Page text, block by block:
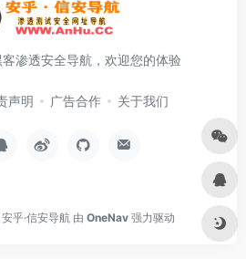
渗透安全导航，欢迎您的体验
声明 广告合作 关于我们
安乎·信安导航由 OneNav 强力驱动